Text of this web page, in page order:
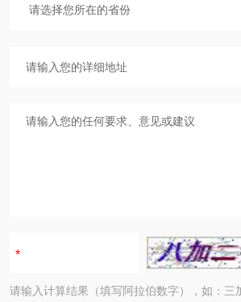
请输入计算结果（填写阿拉伯数字），如：三